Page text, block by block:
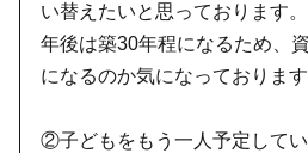
い替えたいと思っております
年後は築30年程になるため、
になるのか気になっております
②子どもをもう一人予定して